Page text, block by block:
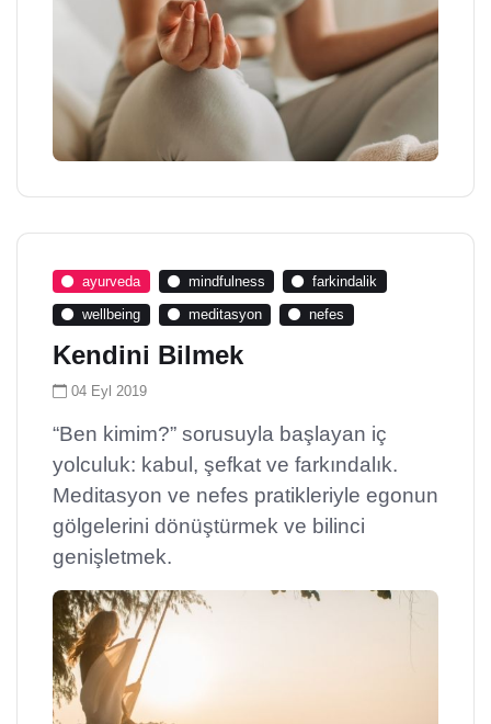
ayurveda mindfulness farkindalik
wellbeing meditasyon nefes
Kendini Bilmek
04 Eyl 2019
“Ben kimim?” sorusuyla başlayan iç
yolculuk: kabul, şefkat ve farkındalık.
Meditasyon ve nefes pratikleriyle egonun
gölgelerini dönüştürmek ve bilinci
genişletmek.